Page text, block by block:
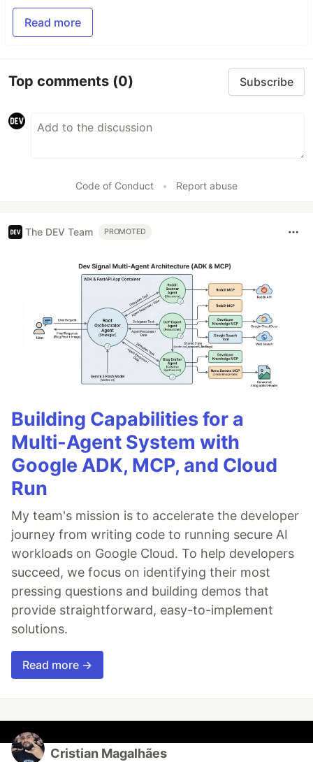
Read more
Top comments (0) Subscribe
Code of Conduct • Report abuse
The DEV Team PROMOTED
Building Capabilities for a
Multi-Agent System with
Google ADK, MCP, and Cloud
Run
My team's mission is to accelerate the developer
journey from writing code to running secure AI
workloads on Google Cloud. To help developers
succeed, we focus on identifying their most
pressing questions and building demos that
provide straightforward, easy-to-implement
solutions.
Read more →
Cristian Magalhães